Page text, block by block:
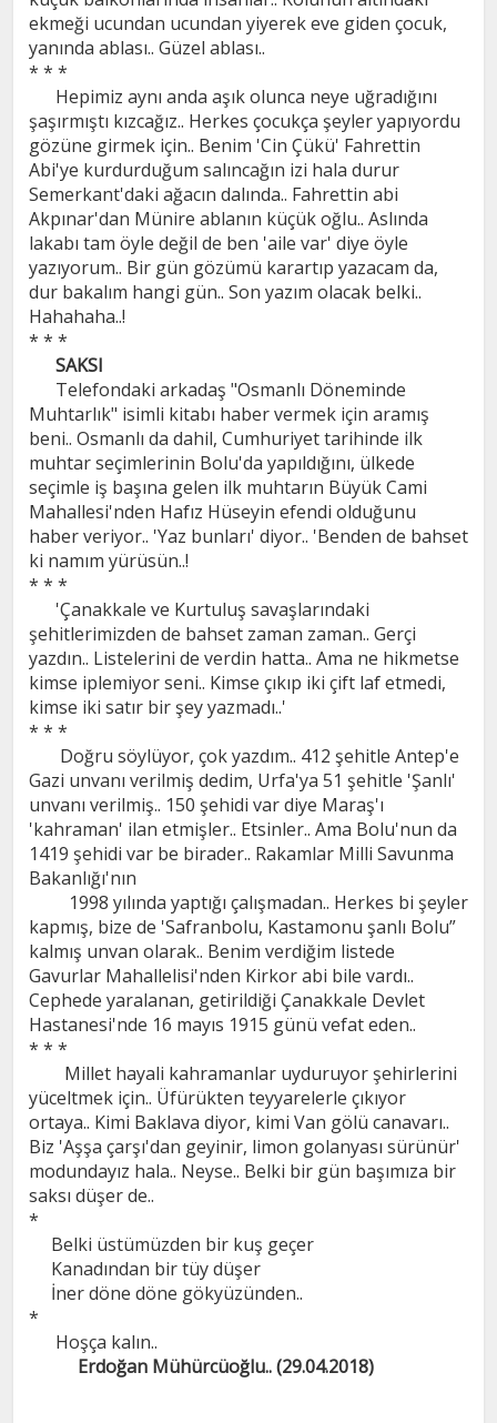
ekmeği ucundan ucundan yiyerek eve giden çocuk,
yanında ablası.. Güzel ablası..
* * *
Hepimiz aynı anda aşık olunca neye uğradığını
şaşırmıştı kızcağız.. Herkes çocukça şeyler yapıyordu
gözüne girmek için.. Benim 'Cin Çükü' Fahrettin
Abi'ye kurdurduğum salıncağın izi hala durur
Semerkant'daki ağacın dalında.. Fahrettin abi
Akpınar'dan Münire ablanın küçük oğlu.. Aslında
lakabı tam öyle değil de ben 'aile var' diye öyle
yazıyorum.. Bir gün gözümü karartıp yazacam da,
dur bakalım hangi gün.. Son yazım olacak belki..
Hahahaha..!
* * *
SAKSI
Telefondaki arkadaş "Osmanlı Döneminde
Muhtarlık" isimli kitabı haber vermek için aramış
beni.. Osmanlı da dahil, Cumhuriyet tarihinde ilk
muhtar seçimlerinin Bolu'da yapıldığını, ülkede
seçimle iş başına gelen ilk muhtarın Büyük Cami
Mahallesi'nden Hafız Hüseyin efendi olduğunu
haber veriyor.. 'Yaz bunları' diyor.. 'Benden de bahset
ki namım yürüsün..!
* * *
'Çanakkale ve Kurtuluş savaşlarındaki
şehitlerimizden de bahset zaman zaman.. Gerçi
yazdın.. Listelerini de verdin hatta.. Ama ne hikmetse
kimse iplemiyor seni.. Kimse çıkıp iki çift laf etmedi,
kimse iki satır bir şey yazmadı..'
* * *
Doğru söylüyor, çok yazdım.. 412 şehitle Antep'e
Gazi unvanı verilmiş dedim, Urfa'ya 51 şehitle 'Şanlı'
unvanı verilmiş.. 150 şehidi var diye Maraş'ı
'kahraman' ilan etmişler.. Etsinler.. Ama Bolu'nun da
1419 şehidi var be birader.. Rakamlar Milli Savunma
Bakanlığı'nın
1998 yılında yaptığı çalışmadan.. Herkes bi şeyler
kapmış, bize de 'Safranbolu, Kastamonu şanlı Bolu”
kalmış unvan olarak.. Benim verdiğim listede
Gavurlar Mahallelisi'nden Kirkor abi bile vardı..
Cephede yaralanan, getirildiği Çanakkale Devlet
Hastanesi'nde 16 mayıs 1915 günü vefat eden..
* * *
Millet hayali kahramanlar uyduruyor şehirlerini
yüceltmek için.. Üfürükten teyyarelerle çıkıyor
ortaya.. Kimi Baklava diyor, kimi Van gölü canavarı..
Biz 'Aşşa çarşı'dan geyinir, limon golanyası sürünür'
modundayız hala.. Neyse.. Belki bir gün başımıza bir
saksı düşer de..
*
Belki üstümüzden bir kuş geçer
Kanadından bir tüy düşer
İner döne döne gökyüzünden..
*
Hoşça kalın..
Erdoğan Mühürcüoğlu.. (29.04.2018)